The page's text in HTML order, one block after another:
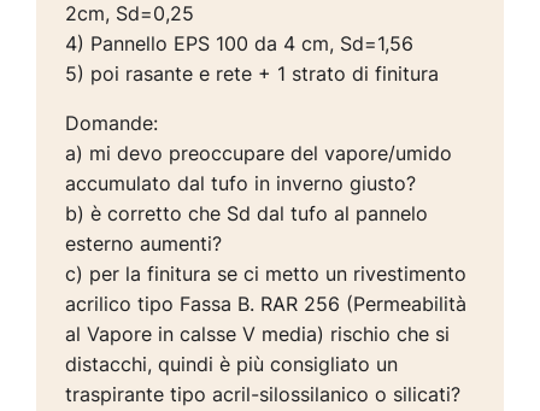
2cm, Sd=0,25
4) Pannello EPS 100 da 4 cm, Sd=1,56
5) poi rasante e rete + 1 strato di finitura
Domande:
a) mi devo preoccupare del vapore/umido
accumulato dal tufo in inverno giusto?
b) è corretto che Sd dal tufo al pannelo
esterno aumenti?
c) per la finitura se ci metto un rivestimento
acrilico tipo Fassa B. RAR 256 (Permeabilità
al Vapore in calsse V media) rischio che si
distacchi, quindi è più consigliato un
traspirante tipo acril-silossilanico o silicati?